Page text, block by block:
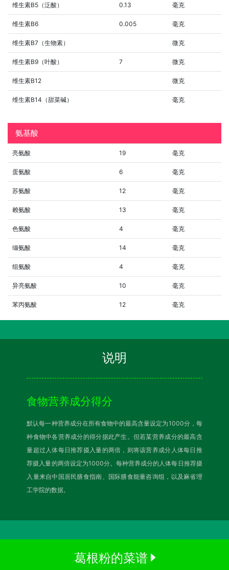
维生素B5（泛酸） 0.13 毫克
维生素B6 0.005 毫克
维生素B7（生物素） 微克
维生素B9（叶酸） 7 微克
维生素B12 微克
维生素B14（甜菜碱） 毫克
氨基酸
亮氨酸 19 毫克
蛋氨酸 6 毫克
苏氨酸 12 毫克
赖氨酸 13 毫克
色氨酸 4 毫克
缬氨酸 14 毫克
组氨酸 4 毫克
异亮氨酸 10 毫克
苯丙氨酸 12 毫克
说明
食物营养成分得分
默认每一种营养成分在所有食物中的最高含量设定为1000分，每
种食物中各营养成分的得分据此产生。但若某营养成分的最高含
量超过人体每日推荐摄入量的两倍，则将该营养成分人体每日推
荐摄入量的两倍设定为1000分。每种营养成分的人体每日推荐摄
入量来自中国居民膳食指南、国际膳食能量咨询组，以及麻省理
工学院的数据。
葛根粉的菜谱